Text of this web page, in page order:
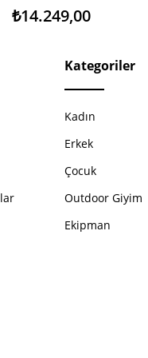
₺14.249,00
Kategoriler
Kadın
Erkek
Çocuk
Outdoor Giyim
Ekipman